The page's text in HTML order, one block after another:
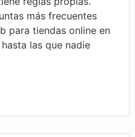
más frecuentes
para tiendas online en
las que nadie